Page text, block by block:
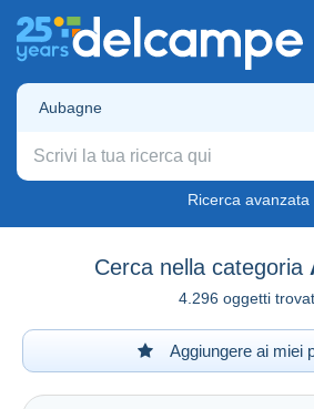
Aubagne
Ricerca avanzata
Cerca nella categoria
4.296 oggetti
Aggiungere ai miei